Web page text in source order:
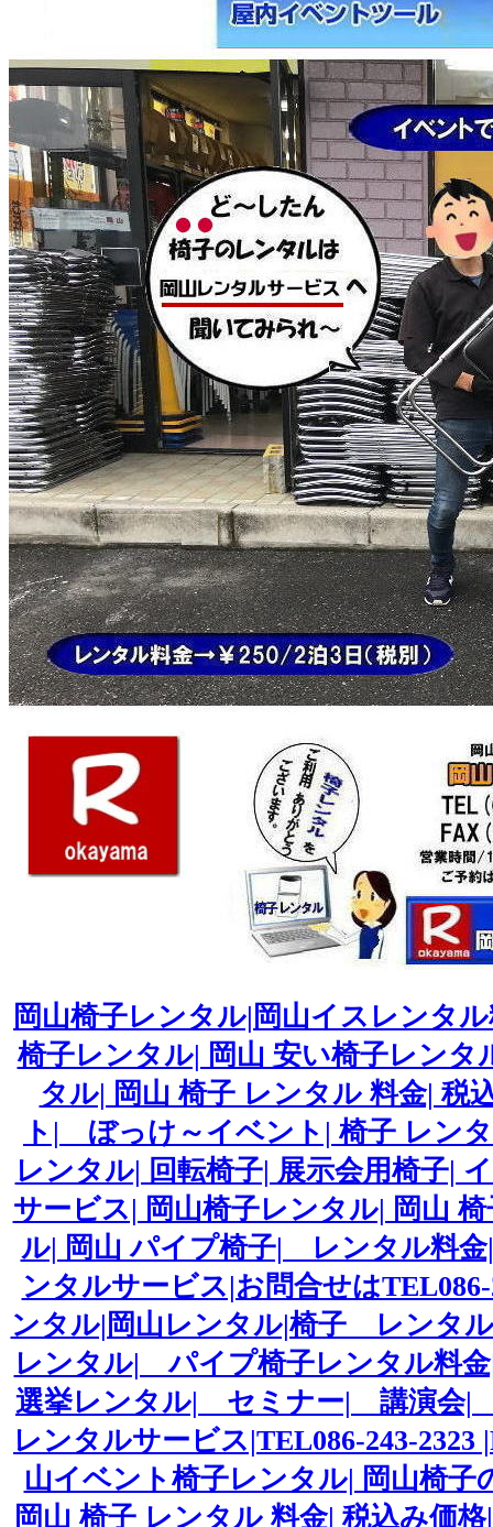
岡山椅子レンタル|岡山イスレンタ
椅子レンタル| 岡山 安い椅子レン
タル| 岡山 椅子 レンタル 料金| 税
ト| ぼっけ～イベント| 椅子 レン
レンタル| 回転椅子| 展示会用椅子|
サービス| 岡山椅子レンタル| 岡山
ル| 岡山 パイプ椅子| レンタル料
ンタルサービス|お問合せは
ンタル|岡山レンタル|椅子 レン
レンタル| パイプ椅子レンタル
選挙レンタル| セミナー| 講演会|
レンタルサービス|TEL086-243-2323
山イベント椅子レンタル| 岡山椅
岡山 椅子 レンタル 料金| 税込み価